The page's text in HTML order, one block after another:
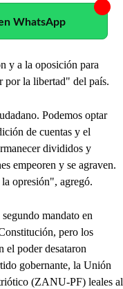
WhatsApp
y a la oposición para
por la libertad" del país.
Podemos optar
de cuentas y el
divididos y
empeoren y se agraven.
opresión", agregó.
mandato en
pero los
el poder desataron
gobernante, la Unión
(ZANU-PF) leales al